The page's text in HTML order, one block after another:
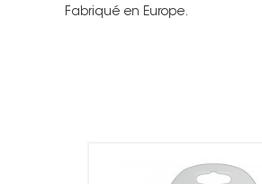
Fabriqué en Europe.